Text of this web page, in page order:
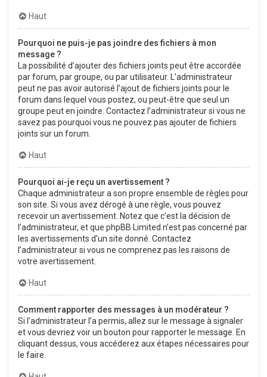
Haut
Pourquoi ne puis-je pas joindre des fichiers à mon
message ?
La possibilité d’ajouter des fichiers joints peut être accordée
par forum, par groupe, ou par utilisateur. L’administrateur
peut ne pas avoir autorisé l’ajout de fichiers joints pour le
forum dans lequel vous postez, ou peut-être que seul un
groupe peut en joindre. Contactez l’administrateur si vous ne
savez pas pourquoi vous ne pouvez pas ajouter de fichiers
joints sur un forum.
Haut
Pourquoi ai-je reçu un avertissement ?
Chaque administrateur a son propre ensemble de règles pour
son site. Si vous avez dérogé à une règle, vous pouvez
recevoir un avertissement. Notez que c’est la décision de
l’administrateur, et que phpBB Limited n’est pas concerné par
les avertissements d’un site donné. Contactez
l’administrateur si vous ne comprenez pas les raisons de
votre avertissement.
Haut
Comment rapporter des messages à un modérateur ?
Si l’administrateur l’a permis, allez sur le message à signaler
et vous devriez voir un bouton pour rapporter le message. En
cliquant dessus, vous accéderez aux étapes nécessaires pour
le faire.